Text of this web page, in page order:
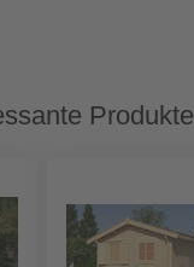
Produkte